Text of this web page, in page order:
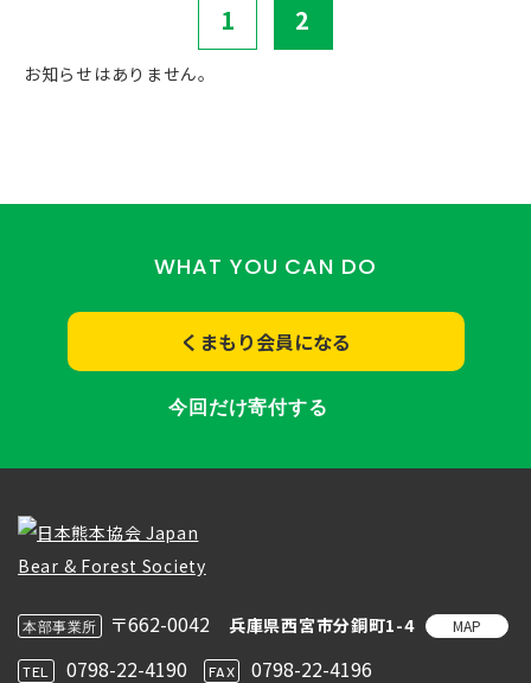
1 2
お知らせはありません。
WHAT YOU CAN DO
くまもり会員になる
今回だけ寄付する
本部事業所 〒662-0042 兵庫県西宮市分銅町1-4 MAP
TEL 0798-22-4190 FAX 0798-22-4196